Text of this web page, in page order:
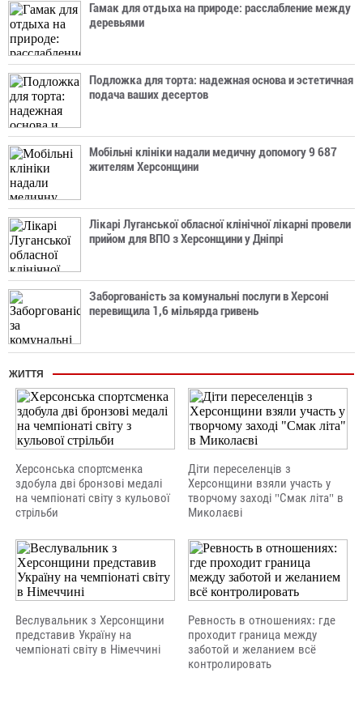
Гамак для отдыха на природе: расслабление между
деревьями
Подложка для торта: надежная основа и эстетичная
подача ваших десертов
Мобільні клініки надали медичну допомогу 9 687
жителям Херсонщини
Лікарі Луганської обласної клінічної лікарні провели
прийом для ВПО з Херсонщини у Дніпрі
Заборгованість за комунальні послуги в Херсоні
перевищила 1,6 мільярда гривень
ЖИТТЯ
Херсонська спортсменка
здобула дві бронзові медалі
на чемпіонаті світу з кульової
стрільби
Діти переселенців з
Херсонщини взяли участь у
творчому заході "Смак літа" в
Миколаєві
Веслувальник з Херсонщини
представив Україну на
чемпіонаті світу в Німеччині
Ревность в отношениях: где
проходит граница между
заботой и желанием всё
контролировать